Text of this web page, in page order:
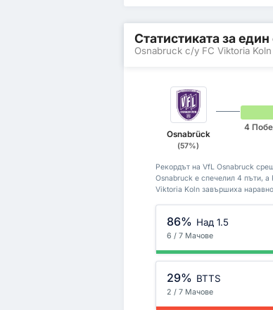
Статистиката за
Osnabruck с/у FC Viktoria Koln
Osnabrück
(57%)
4
Рекордът на VfL Osnabruck
Osnabruck е спечелил 4 пъти,
Viktoria Koln завършиха
86% Над 1.5
6 / 7 Мачове
29% BTTS
2 / 7 Мачове